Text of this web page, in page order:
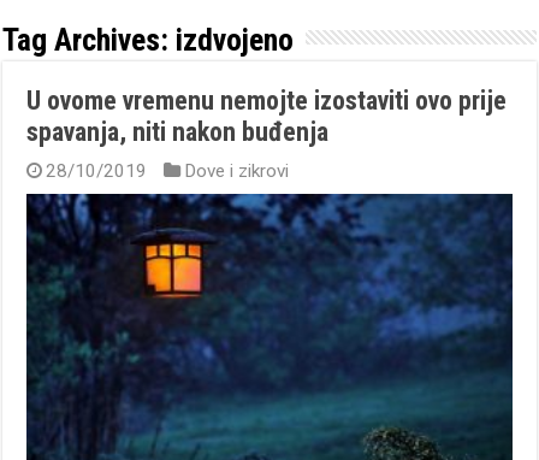
Tag Archives: izdvojeno
U ovome vremenu nemojte izostaviti ovo prije
spavanja, niti nakon buđenja
28/10/2019 Dove i zikrovi